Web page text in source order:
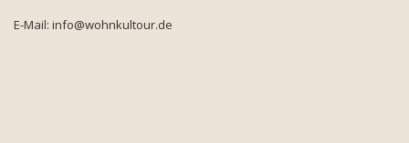
E-Mail: info@wohnkultour.de